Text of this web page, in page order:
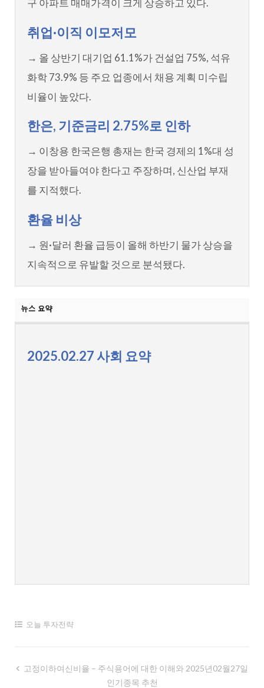
구 아파트 매매가격이 크게 상승하고 있다.
취업·이직 이모저모
→ 올 상반기 대기업 61.1%가 건설업 75%, 석유
화학 73.9% 등 주요 업종에서 채용 계획 미수립
비율이 높았다.
한은, 기준금리 2.75%로 인하
→ 이창용 한국은행 총재는 한국 경제의 1%대 성
장을 받아들여야 한다고 주장하며, 신산업 부재
를 지적했다.
환율 비상
→ 원·달러 환율 급등이 올해 하반기 물가 상승을
지속적으로 유발할 것으로 분석됐다.
2025.02.27 사회 요약
오늘 투자전략
글고정이하여신비율 – 주식용어에 대한 이해와 2025년02월27일
인기종목 추천